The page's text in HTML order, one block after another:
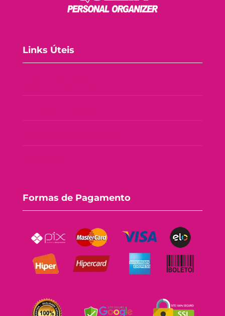
Links Úteis
Formas de Pagamento